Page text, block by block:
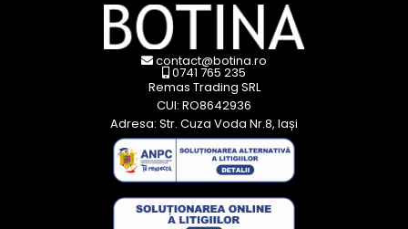
contact@botina.ro
0741 765 235
Remas Trading SRL
CUI: RO8642936
Adresa: Str. Cuza Voda Nr.8, Iași